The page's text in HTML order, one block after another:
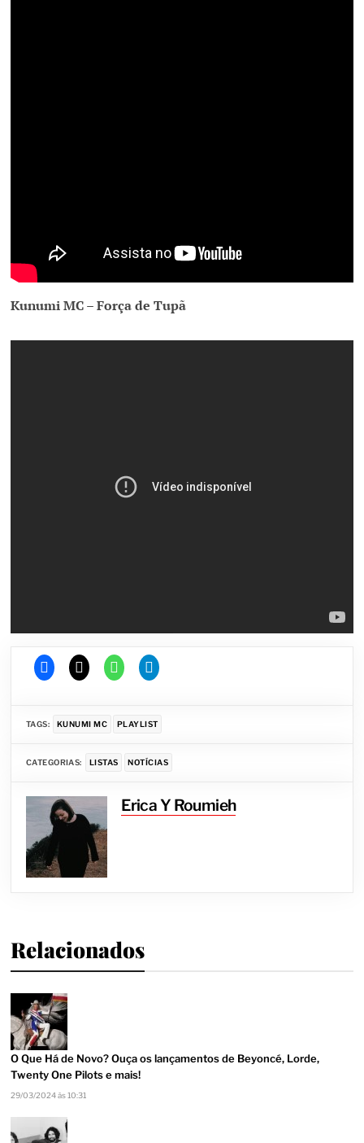
Kunumi MC – Força de Tupã
TAGS: KUNUMI MC PLAYLIST
CATEGORIAS: LISTAS NOTÍCIAS
Erica Y Roumieh
Relacionados
O Que Há de Novo? Ouça os lançamentos de Beyoncé, Lorde,
Twenty One Pilots e mais!
29/03/2024 às 10:31